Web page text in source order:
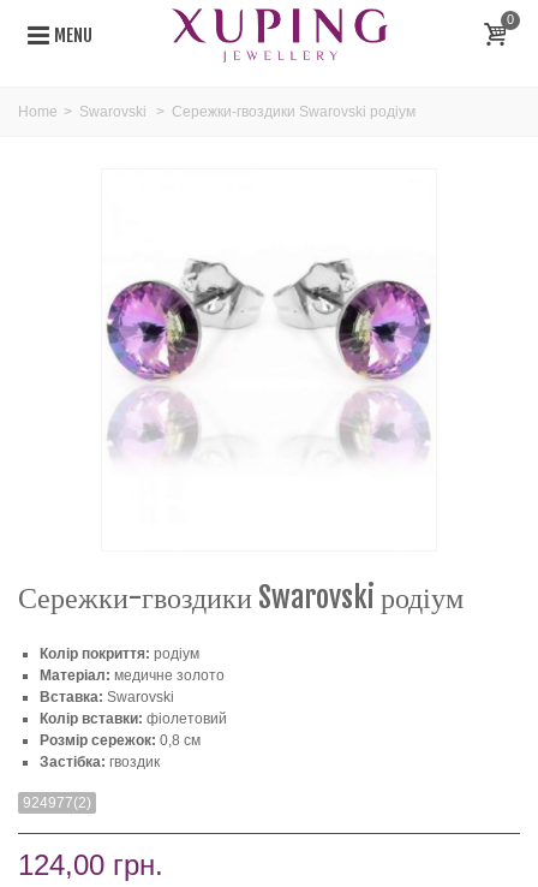
MENU
0
Home > Swarovski > Сережки-гвоздики Swarovski родіум
Сережки-гвоздики Swarovski родіум
Колір покриття: родіум
Матеріал: медичне золото
Вставка: Swarovski
Колір вставки: фіолетовий
Розмір сережок: 0,8 см
Застібка: гвоздик
924977(2)
124,00 грн.